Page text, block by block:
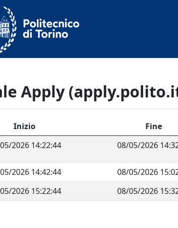
Apply
Inizio Fine
2026 14:22:44
08/05/2026
2026 14:42:44 08/05/2026
2026 15:22:44
08/05/2026